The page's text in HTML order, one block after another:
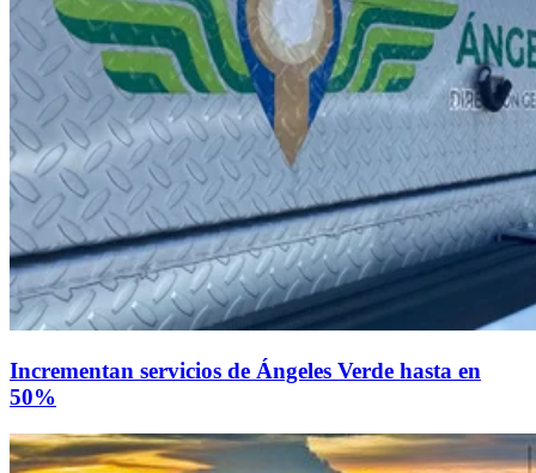
Incrementan servicios de Ángeles Verde hasta en
50%